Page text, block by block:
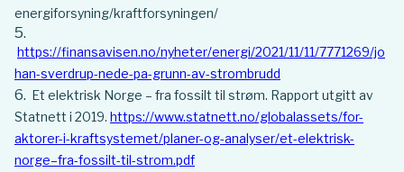
energiforsyning/kraftforsyningen/
https://finansavisen.no/nyheter/energi/2021/11/11/7771269/jo
han-sverdrup-nede-pa-grunn-av-strombrudd
Et elektrisk Norge – fra fossilt til strøm. Rapport utgitt av
Statnett i 2019. https://www.statnett.no/globalassets/for-
aktorer-i-kraftsystemet/planer-og-analyser/et-elektrisk-
norge–fra-fossilt-til-strom.pdf